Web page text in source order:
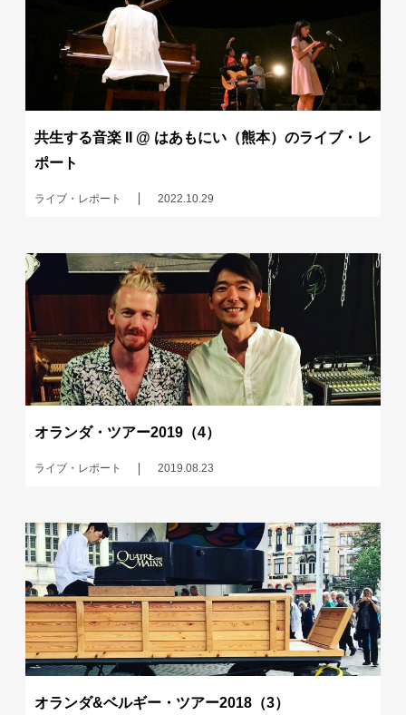
共生する音楽 II @ はあもにい（熊本）のライブ・レ
ポート
ライブ・レポート 2022.10.29
オランダ・ツアー2019（4）
ライブ・レポート 2019.08.23
オランダ&ベルギー・ツアー2018（3）